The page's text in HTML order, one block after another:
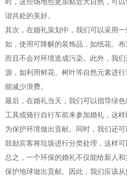
谐共处的美好。
其次，在婚礼策划中，我们可以采用
如，使用可降解的装饰品，如纸花、
而且不会对环境造成污染。此外，我
源，如利用鲜花、树叶等自然元素进
能减少浪费。
最后，在婚礼当天，我们可以倡导绿
工具或骑行自行车前来参加婚礼，这
为保护环境做出贡献。同时，我们还
鼓励宾客将垃圾进行分类处理，这样可
总之，一个环保的婚礼不仅能给新人
保护地球做出贡献。因此，我们应该